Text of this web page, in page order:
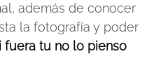
además de conocer
la fotografía y poder
fuera tu no lo pienso